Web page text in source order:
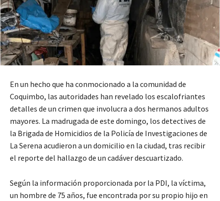
En un hecho que ha conmocionado a la comunidad de
Coquimbo, las autoridades han revelado los escalofriantes
detalles de un crimen que involucra a dos hermanos adultos
mayores. La madrugada de este domingo, los detectives de
la Brigada de Homicidios de la Policía de Investigaciones de
La Serena acudieron a un domicilio en la ciudad, tras recibir
el reporte del hallazgo de un cadáver descuartizado.
Según la información proporcionada por la PDI, la víctima,
un hombre de 75 años, fue encontrada por su propio hijo en